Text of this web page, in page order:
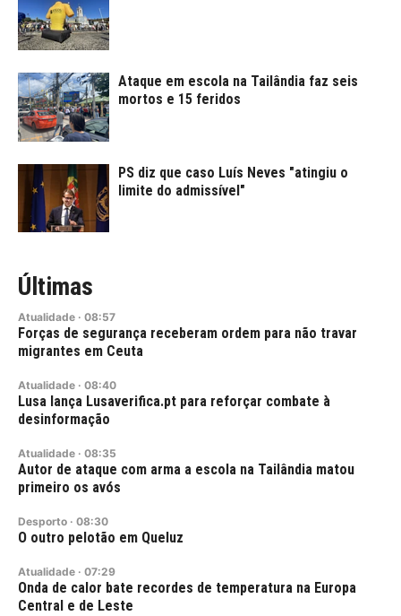
Ataque em escola na Tailândia faz seis
mortos e 15 feridos
PS diz que caso Luís Neves "atingiu o
limite do admissível"
Últimas
Atualidade · 08:57
Forças de segurança receberam ordem para não travar
migrantes em Ceuta
Atualidade · 08:40
Lusa lança Lusaverifica.pt para reforçar combate à
desinformação
Atualidade · 08:35
Autor de ataque com arma a escola na Tailândia matou
primeiro os avós
Desporto · 08:30
O outro pelotão em Queluz
Atualidade · 07:29
Onda de calor bate recordes de temperatura na Europa
Central e de Leste